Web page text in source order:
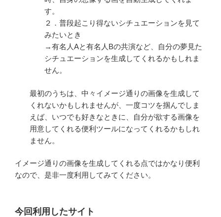
す。
２．普段起こり得ないシチュエーションを見て
みたいとき
→有名人Aと有名人Bの共演など、自分の夢見た
シチュエーションを生成してくれるかもしれま
せん。
最初のうちは、中々イメージ通りの画像を生成して
くれないかもしれませんが、一度コツを掴んでしま
えば、いつでも好きなときに、自分が欲する画像を
用意してくれる便利ツールになってくれるかもしれ
ません。
イメージ通りの画像を生成してくれる点ではかなり便利
なので、是非一度利用してみてください。
今回利用したサイト